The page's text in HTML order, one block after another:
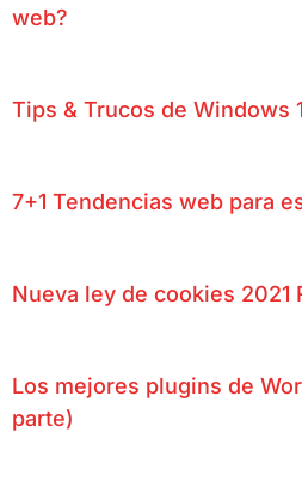
web?
Tips & Trucos de Windows
7+1 Tendencias web para
Nueva ley de cookies 2021
Los mejores plugins de
parte)